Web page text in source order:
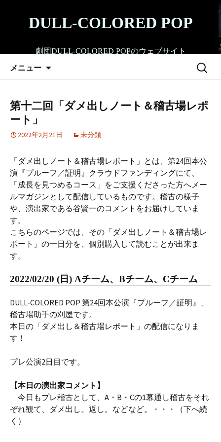
ツ
ス
DULL-COLORED POP
劇団DULL-COLORED POPのウェブサイト
メニュー
検
索:
第十二回「ダメ出しノート＆稽古場レポ
ート」
2022年2月21日 未分類
「ダメ出しノート＆稽古場レポート」とは、第24回本公
演『プルーフ／証明』クラウドファンディングにて、
「成長を見つめるコース」をご支援くださった方へメー
ルマガジンとして配信しているものです。稽古の様子
や、演出家である谷賢一のコメントをお届けしていま
す。
こちらのページでは、その「ダメ出しノート＆稽古場レ
ポート」の一日分を、個別購入して読むことが出来ま
す。
2022/02/20 (日) Aチーム、Bチーム、Cチーム
DULL-COLORED POP 第24回本公演『プルーフ／証明』、
稽古場助手の刈屋です。
本日の「ダメ出し＆稽古場レポート」の配信になりま
す！
プレ公演2日目です。
【本日の演出家コメント】
今日もプレ稽古として、A・B・Cの1幕通し稽古をそれ
ぞれ観て、ダメ出し。返し。などなど。・・・（下へ続
く）